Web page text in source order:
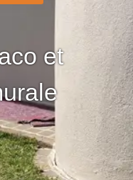
et